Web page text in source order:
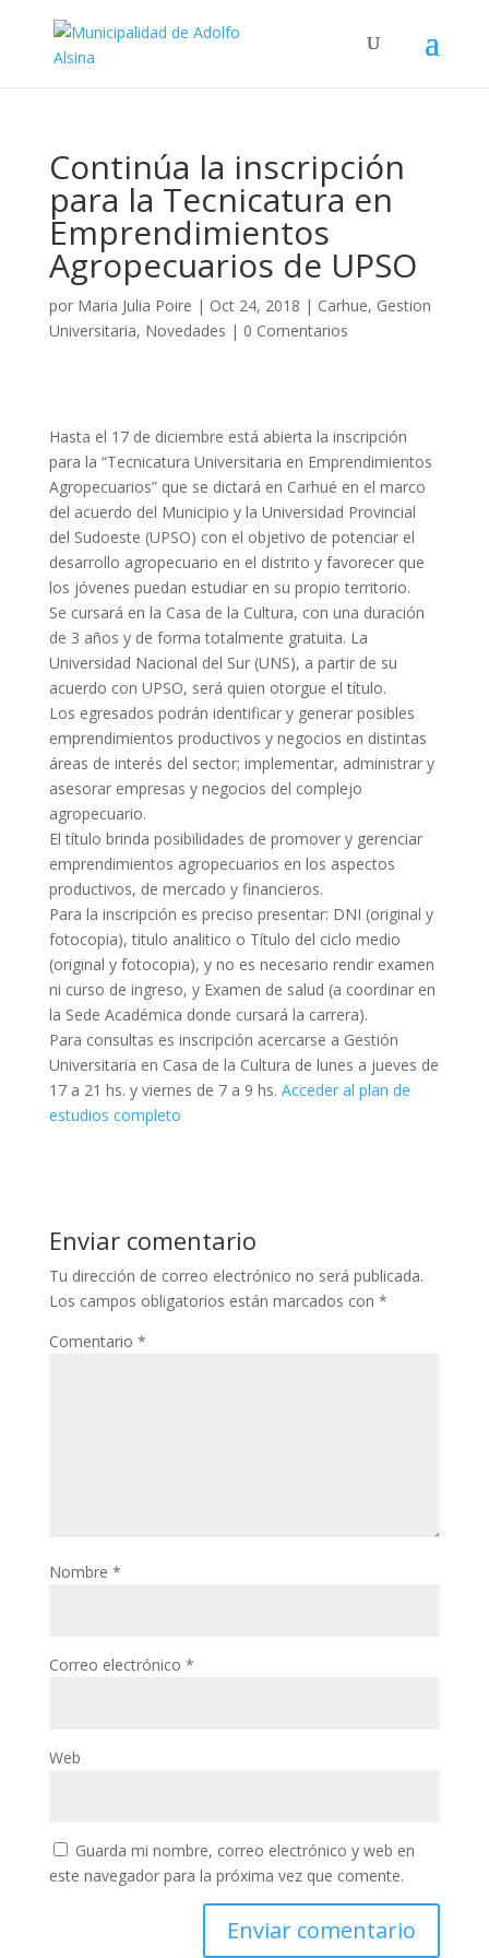
Continúa la inscripción
para la Tecnicatura en
Emprendimientos
Agropecuarios de UPSO
por Maria Julia Poire | Oct 24, 2018 | Carhue, Gestion
Universitaria, Novedades | 0 Comentarios
Hasta el 17 de diciembre está abierta la inscripción
para la “Tecnicatura Universitaria en Emprendimientos
Agropecuarios” que se dictará en Carhué en el marco
del acuerdo del Municipio y la Universidad Provincial
del Sudoeste (UPSO) con el objetivo de potenciar el
desarrollo agropecuario en el distrito y favorecer que
los jóvenes puedan estudiar en su propio territorio.
Se cursará en la Casa de la Cultura, con una duración
de 3 años y de forma totalmente gratuita. La
Universidad Nacional del Sur (UNS), a partir de su
acuerdo con UPSO, será quien otorgue el título.
Los egresados podrán identificar y generar posibles
emprendimientos productivos y negocios en distintas
áreas de interés del sector; implementar, administrar y
asesorar empresas y negocios del complejo
agropecuario.
El título brinda posibilidades de promover y gerenciar
emprendimientos agropecuarios en los aspectos
productivos, de mercado y financieros.
Para la inscripción es preciso presentar: DNI (original y
fotocopia), titulo analitico o Título del ciclo medio
(original y fotocopia), y no es necesario rendir examen
ni curso de ingreso, y Examen de salud (a coordinar en
la Sede Académica donde cursará la carrera).
Para consultas es inscripción acercarse a Gestión
Universitaria en Casa de la Cultura de lunes a jueves de
17 a 21 hs. y viernes de 7 a 9 hs. Acceder al plan de
estudios completo
Enviar comentario
Tu dirección de correo electrónico no será publicada.
Los campos obligatorios están marcados con *
Comentario *
Nombre *
Correo electrónico *
Web
Guarda mi nombre, correo electrónico y web en
este navegador para la próxima vez que comente.